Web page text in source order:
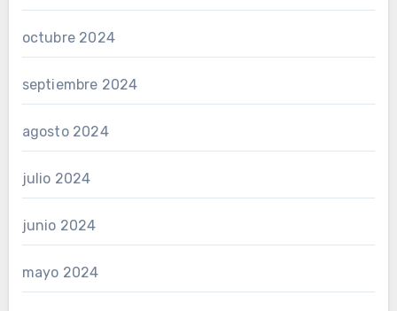
octubre 2024
septiembre 2024
agosto 2024
julio 2024
junio 2024
mayo 2024